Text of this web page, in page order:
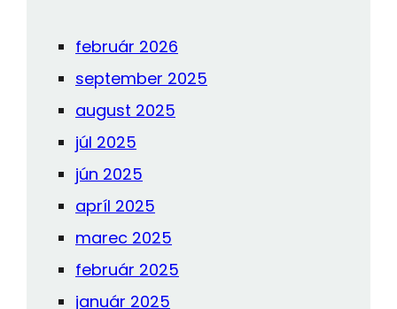
február 2026
september 2025
august 2025
júl 2025
jún 2025
apríl 2025
marec 2025
február 2025
január 2025